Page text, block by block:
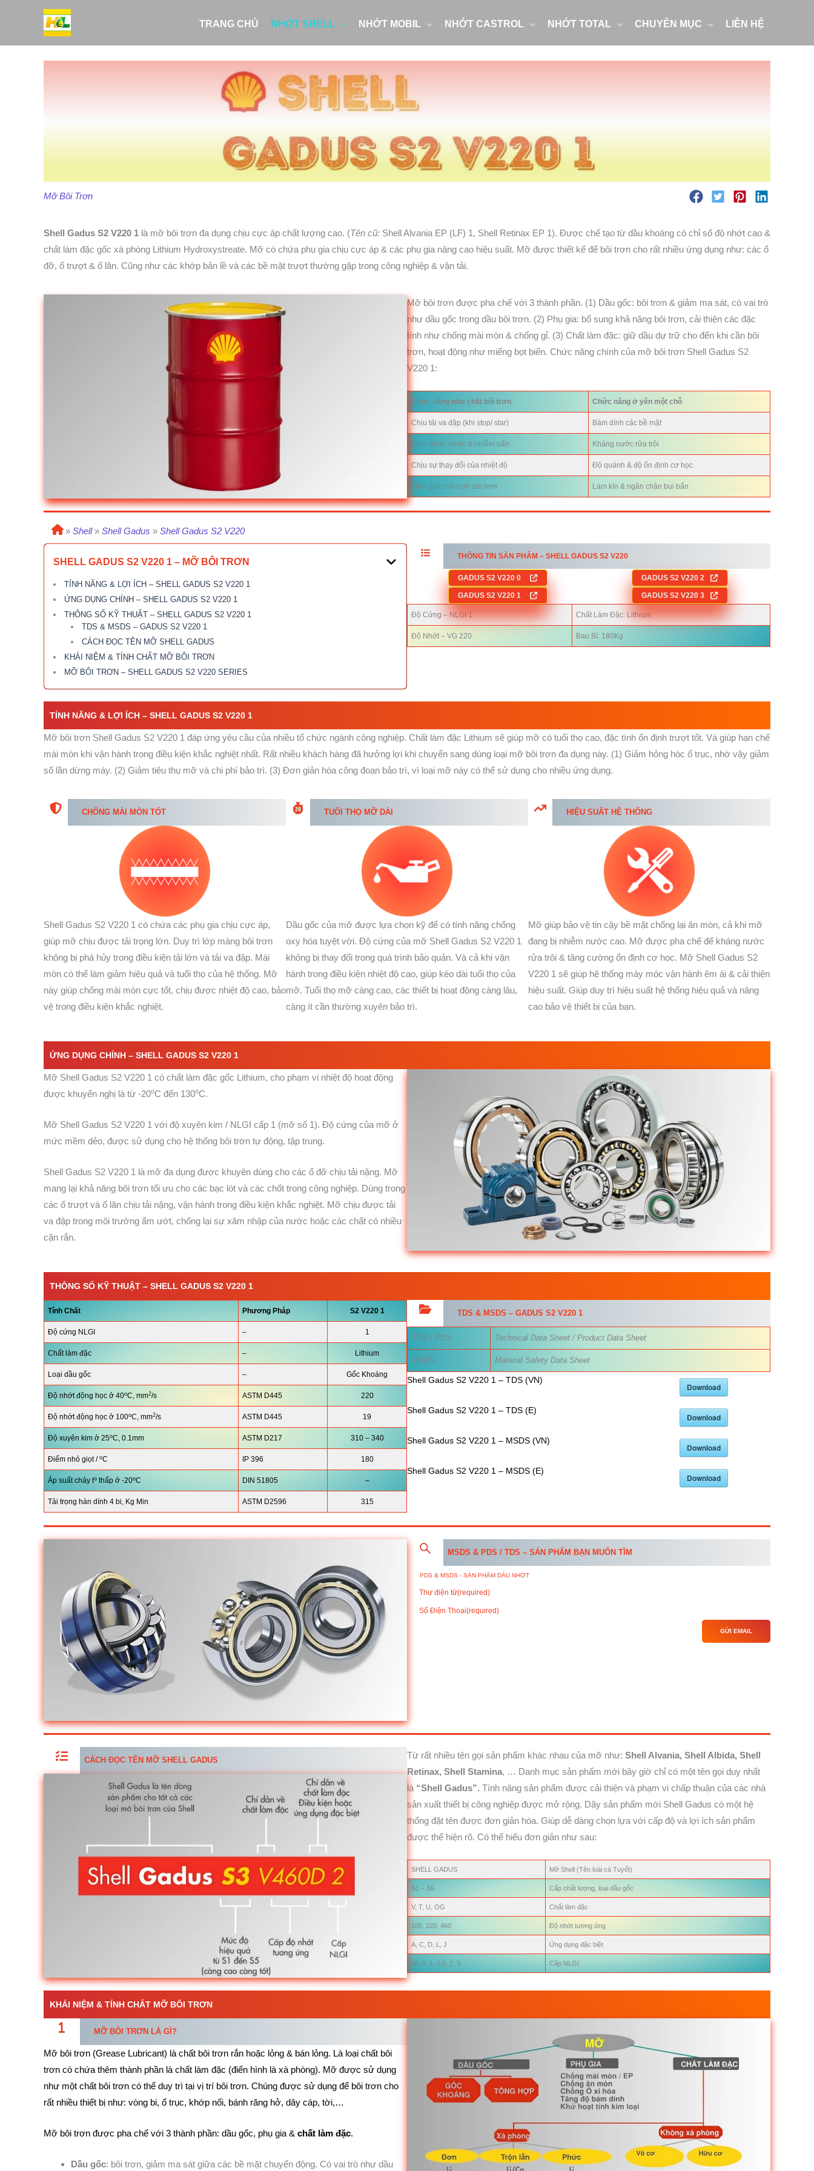
TRANG CHỦ NHỚT SHELL NHỚT MOBIL NHỚT CASTROL NHỚT TOTAL CHUYÊN MỤC LIÊN HỆ
Mỡ Bôi Trơn
Shell Gadus S2 V220 1 là mỡ bôi trơn đa dụng chịu cực áp chất lượng cao. (Tên cũ: Shell Alvania EP (LF) 1, Shell Retinax EP 1). Được chế tạo từ dầu khoáng có chỉ số độ nhớt cao &
chất làm đặc gốc xà phòng Lithium Hydroxystreate. Mỡ có chứa phụ gia chịu cực áp & các phụ gia nâng cao hiệu suất. Mỡ được thiết kế để bôi trơn cho rất nhiều ứng dụng như: các ổ
đỡ, ổ trượt & ổ lăn. Cũng như các khớp bản lề và các bề mặt trượt thường gặp trong công nghiệp & vận tải.
Mỡ bôi trơn được pha chế với 3 thành phần. (1) Dầu gốc: bôi trơn & giảm ma sát, có vai trò
như dầu gốc trong dầu bôi trơn. (2) Phụ gia: bổ sung khả năng bôi trơn, cải thiện các đặc
tính như chống mài mòn & chống gỉ. (3) Chất làm đặc: giữ dầu dự trữ cho đến khi cần bôi
trơn, hoạt động như miếng bọt biển. Chức năng chính của mỡ bôi trơn Shell Gadus S2
V220 1:
Chức năng như chất bôi trơn Chức năng ở yên một chỗ
Chịu tải va đập (khi stop/ star) Bám dính các bề mặt
Chịu được nước & nhiễm bẩn Kháng nước rửa trôi
Chịu sự thay đổi của nhiệt độ Độ quánh & độ ổn định cơ học
Thời gian bôi trơn dài hơn Làm kín & ngăn chặn bụi bẩn
» Shell » Shell Gadus » Shell Gadus S2 V220
SHELL GADUS S2 V220 1 – MỠ BÔI TRƠN
TÍNH NĂNG & LỢI ÍCH – SHELL GADUS S2 V220 1
ỨNG DỤNG CHÍNH – SHELL GADUS S2 V220 1
THÔNG SỐ KỸ THUẬT – SHELL GADUS S2 V220 1
TDS & MSDS – GADUS S2 V220 1
CÁCH ĐỌC TÊN MỠ SHELL GADUS
KHÁI NIỆM & TÍNH CHẤT MỠ BÔI TRƠN
MỠ BÔI TRƠN – SHELL GADUS S2 V220 SERIES
THÔNG TIN SẢN PHẨM – SHELL GADUS S2 V220
GADUS S2 V220 0 GADUS S2 V220 2
GADUS S2 V220 1 GADUS S2 V220 3
Độ Cứng – NLGI 1 Chất Làm Đặc: Lithium
Độ Nhớt – VG 220 Bao Bì: 180Kg
TÍNH NĂNG & LỢI ÍCH – SHELL GADUS S2 V220 1
Mỡ bôi trơn Shell Gadus S2 V220 1 đáp ứng yêu cầu của nhiều tổ chức ngành công nghiệp. Chất làm đặc Lithium sẽ giúp mỡ có tuổi thọ cao, đặc tính ổn định trượt tốt. Và giúp hạn chế
mài mòn khi vận hành trong điều kiện khắc nghiệt nhất. Rất nhiều khách hàng đã hưởng lợi khi chuyển sang dùng loại mỡ bôi trơn đa dụng này. (1) Giảm hỏng hóc ổ trục, nhờ vậy giảm
số lần dừng máy. (2) Giảm tiêu thụ mỡ và chi phí bảo trì. (3) Đơn giản hóa công đoạn bảo trì, vì loại mỡ này có thể sử dụng cho nhiều ứng dụng.
CHỐNG MÀI MÒN TỐT
Shell Gadus S2 V220 1 có chứa các phụ gia chịu cực áp,
giúp mỡ chịu được tải trọng lớn. Duy trì lớp màng bôi trơn
không bị phá hủy trong điều kiện tải lớn và tải va đập. Mài
mòn có thể làm giảm hiệu quả và tuổi thọ của hệ thống. Mỡ
này giúp chống mài mòn cực tốt, chịu được nhiệt độ cao, bảo
vệ trong điều kiện khắc nghiệt.
TUỔI THỌ MỠ DÀI
Dầu gốc của mỡ được lựa chọn kỹ để có tính năng chống
oxy hóa tuyệt vời. Độ cứng của mỡ Shell Gadus S2 V220 1
không bị thay đổi trong quá trình bảo quản. Và cả khi vận
hành trong điều kiện nhiệt độ cao, giúp kéo dài tuổi thọ của
mỡ. Tuổi thọ mỡ càng cao, các thiết bị hoạt động càng lâu,
càng ít cần thường xuyên bảo trì.
HIỆU SUẤT HỆ THỐNG
Mỡ giúp bảo vệ tin cậy bề mặt chống lại ăn mòn, cả khi mỡ
đang bị nhiễm nước cao. Mỡ được pha chế để kháng nước
rửa trôi & tăng cường ổn định cơ học. Mỡ Shell Gadus S2
V220 1 sẽ giúp hệ thống máy móc vận hành êm ái & cải thiện
hiệu suất. Giúp duy trì hiệu suất hệ thống hiệu quả và nâng
cao bảo vệ thiết bị của bạn.
ỨNG DỤNG CHÍNH –SHELL GADUS S2 V220 1
Mỡ Shell Gadus S2 V220 1 có chất làm đặc gốc Lithium, cho phạm vi nhiệt độ hoạt động
được khuyến nghị là từ -20oC đến 130oC.
Mỡ Shell Gadus S2 V220 1 với độ xuyên kim / NLGI cấp 1 (mỡ số 1). Độ cứng của mỡ ở
mức mềm dẻo, được sử dụng cho hệ thống bôi trơn tự động, tập trung.
Shell Gadus S2 V220 1 là mỡ đa dụng được khuyên dùng cho các ổ đỡ chịu tải nặng. Mỡ
mang lại khả năng bôi trơn tối ưu cho các bạc lót và các chốt trong công nghiệp. Dùng trong
các ổ trượt và ổ lăn chịu tải nặng, vận hành trong điều kiện khắc nghiệt. Mỡ chịu được tải
va đập trong môi trường ẩm ướt, chống lại sự xâm nhập của nước hoặc các chất có nhiều
cặn rắn.
THÔNG SỐ KỸ THUẬT –SHELL GADUS S2 V220 1
Tính Chất Phương Pháp S2 V220 1
Độ cứng NLGI – 1
Chất làm đặc – Lithium
Loại dầu gốc – Gốc Khoáng
Độ nhớt động học ở 40oC, mm2/s ASTM D445 220
Độ nhớt động học ở 100oC, mm2/s ASTM D445 19
Độ xuyên kim ở 25oC, 0.1mm ASTM D217 310 – 340
Điểm nhỏ giọt / oC IP 396 180
Áp suất chảy to thấp ở -20oC DIN 51805 –
Tải trọng hàn dính 4 bi, Kg Min ASTM D2596 315
TDS & MSDS – GADUS S2 V220 1
TDS / PDS Technical Data Sheet / Product Data Sheet
MSDS Material Safety Data Sheet
Shell Gadus S2 V220 1 – TDS (VN)
Download
Shell Gadus S2 V220 1 – TDS (E)
Download
Shell Gadus S2 V220 1 – MSDS (VN)
Download
Shell Gadus S2 V220 1 – MSDS (E)
Download
MSDS & PDS / TDS – SẢN PHẨM BẠN MUỐN TÌM
Thư điện tử(required)
Số Điện Thoại(required)
GỬI EMAIL
CÁCH ĐỌC TÊN MỠ SHELL GADUS Từ rất nhiều tên gọi sản phẩm khác nhau của mỡ như: Shell Alvania, Shell Albida, Shell
Retinax, Shell Stamina, … Danh mục sản phẩm mới bây giờ chỉ có một tên gọi duy nhất
là “Shell Gadus”. Tính năng sản phẩm được cải thiện và phạm vi chấp thuận của các nhà
sản xuất thiết bị công nghiệp được mở rộng. Dãy sản phẩm mới Shell Gadus có một hệ
thống đặt tên được đơn giản hóa. Giúp dễ dàng chọn lựa với cấp độ và lợi ích sản phẩm
được thể hiện rõ. Có thể hiểu đơn giản như sau:
SHELL GADUS Mỡ Shell (Tên loài cá Tuyết)
S1 – S5 Cấp chất lượng, loại dầu gốc
V, T, U, OG Chất làm đặc
100, 220, 460 Độ nhớt tương ứng
A, C, D, L, J Ứng dụng đặc biệt
00, 0, 1, 1.5, 2, 3 Cấp NLGI
KHÁI NIỆM & TÍNH CHẤT MỠ BÔI TRƠN
MỠ BÔI TRƠN LÀ GÌ?
Mỡ bôi trơn (Grease Lubricant) là chất bôi trơn rắn hoặc lỏng & bán lỏng. Là loại chất bôi
trơn có chứa thêm thành phần là chất làm đặc (điển hình là xà phòng). Mỡ được sử dụng
như một chất bôi trơn có thể duy trì tại vị trí bôi trơn. Chúng được sử dụng để bôi trơn cho
rất nhiều thiết bị như: vòng bi, ổ trục, khớp nối, bánh răng hở, dây cáp, tời,…
Mỡ bôi trơn được pha chế với 3 thành phần: dầu gốc, phụ gia & chất làm đặc.
Dầu gốc: bôi trơn, giảm ma sát giữa các bề mặt chuyển động. Có vai trò như dầu